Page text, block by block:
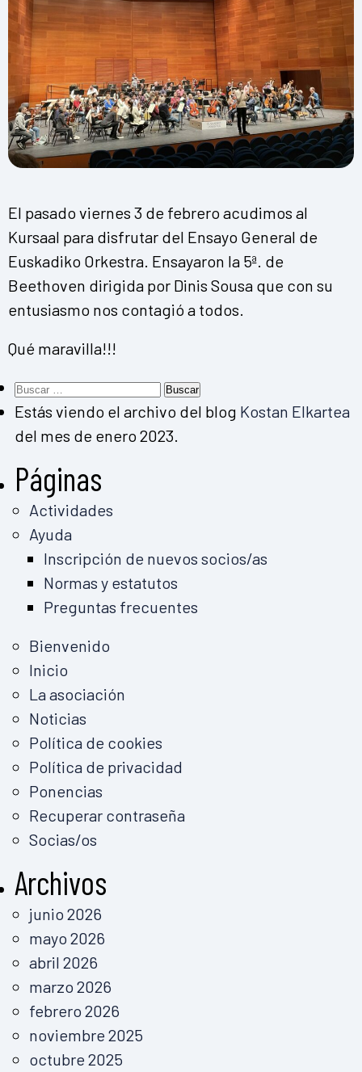
El pasado viernes 3 de febrero acudimos al
Kursaal para disfrutar del Ensayo General de
Euskadiko Orkestra. Ensayaron la 5ª. de
Beethoven dirigida por Dinis Sousa que con su
entusiasmo nos contagió a todos.
Qué maravilla!!!
Buscar:
Estás viendo el archivo del blog Kostan Elkartea
del mes de enero 2023.
Páginas
Actividades
Ayuda
Inscripción de nuevos socios/as
Normas y estatutos
Preguntas frecuentes
Bienvenido
Inicio
La asociación
Noticias
Política de cookies
Política de privacidad
Ponencias
Recuperar contraseña
Socias/os
Archivos
junio 2026
mayo 2026
abril 2026
marzo 2026
febrero 2026
noviembre 2025
octubre 2025